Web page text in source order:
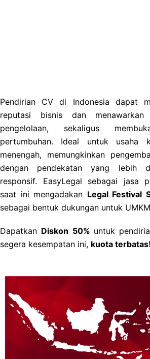
Pendirian CV di Indonesia dapat
reputasi bisnis dan menawarkan
pengelolaan, sekaligus
pertumbuhan. Ideal untuk usaha
menengah, memungkinkan
dengan pendekatan yang lebih
responsif. EasyLegal sebagai jasa
saat ini mengadakan Legal Festival
sebagai bentuk dukungan untuk
Dapatkan Diskon 50% untuk
segera kesempatan ini, kuota terbatas!